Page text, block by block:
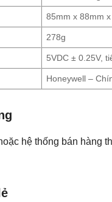
85mm x 88mm
278g
5VDC ± 0.25V,
Honeywell –
hệ thống bán hàng